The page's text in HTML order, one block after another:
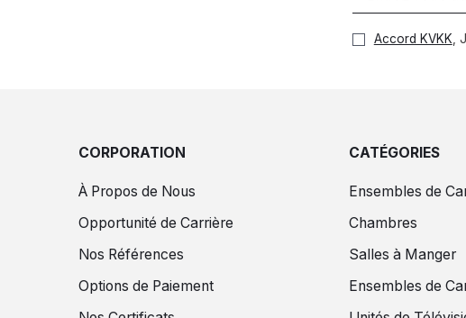
Accord KVKK ,
CORPORATION
À Propos de Nous
Opportunité de Carrière
Nos Références
Options de Paiement
CATÉGORIES
Ensembles de
Chambres
Salles à Manger
Ensembles de